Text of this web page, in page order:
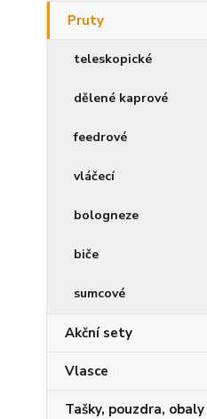
Pruty
teleskopické
dělené kaprové
feedrové
vláčecí
bologneze
biče
sumcové
Akční sety
Vlasce
Tašky, pouzdra, obaly